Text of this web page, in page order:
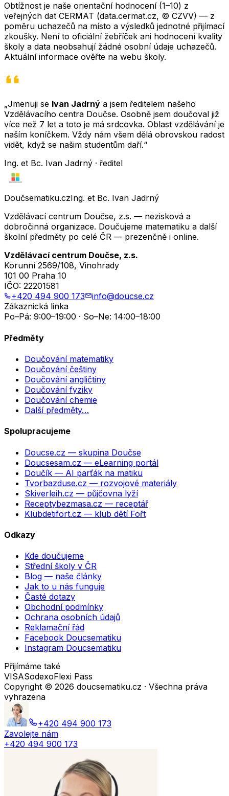
Obtížnost je naše orientační hodnocení (1–10) z
veřejných dat CERMAT (data.cermat.cz, © CZVV) — z
poměru uchazečů na místo a výsledků jednotné přijímací
zkoušky. Není to oficiální žebříček ani hodnocení kvality
školy a data neobsahují žádné osobní údaje uchazečů.
Aktuální informace ověřte na webu školy.
„Jmenuji se Ivan Jadrný a jsem ředitelem našeho
Vzdělávacího centra Doučse. Osobně jsem doučoval již
více než 7 let a toto je má srdcovka. Oblast vzdělávání je
naším koníčkem. Vždy nám všem dělá obrovskou radost
vidět, když se našim studentům daří.“
Ing. et Bc. Ivan Jadrný · ředitel
Doučsematiku.czIng. et Bc. Ivan Jadrný
Vzdělávací centrum Doučse, z.s. — nezisková a
dobročinná organizace. Doučujeme matematiku a další
školní předměty po celé ČR — prezenčně i online.
Vzdělávací centrum Doučse, z.s.
Korunní 2569/108, Vinohrady
101 00 Praha 10
IČO: 22201581
+420 494 900 173
info@doucse.cz
Zákaznická linka
Po–Pá: 9:00–19:00 · So–Ne: 14:00–18:00
Předměty
Doučování matematiky
Doučování češtiny
Doučování angličtiny
Doučování fyziky
Doučování chemie
Další předměty…
Spolupracujeme
Doucse.cz — skupina Doučse
Doucsesam.cz — eLearning portál
Doučík — AI parťák na matiku
Tvorbazduse.cz — rozvojové materiály
Skiverleih.cz — půjčovna lyží
Receptybezmasa.cz — receptář
Klubdetifort.cz — klub dětí Fořt
Odkazy
Kde doučujeme
Střední školy v ČR
Blog — naše články
Jak to u nás funguje
Časté dotazy
Obchodní podmínky
Ochrana osobních údajů
Reklamační řád
Facebook Doucsematiku
Instagram Doucsematiku
Přijímáme také
VISASodexoFlexi Pass
Copyright © 2026 doucsematiku.cz · Všechna práva
vyhrazena
+420 494 900 173
Zavolejte nám
+420 494 900 173